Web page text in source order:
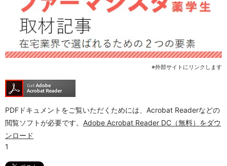
※外部サイトにリンクします
PDFドキュメントをご覧いただくためには、Acrobat Readerなどの
閲覧ソフトが必要です。 Adobe Acrobat Reader DC（無料）をダウ
ンロード